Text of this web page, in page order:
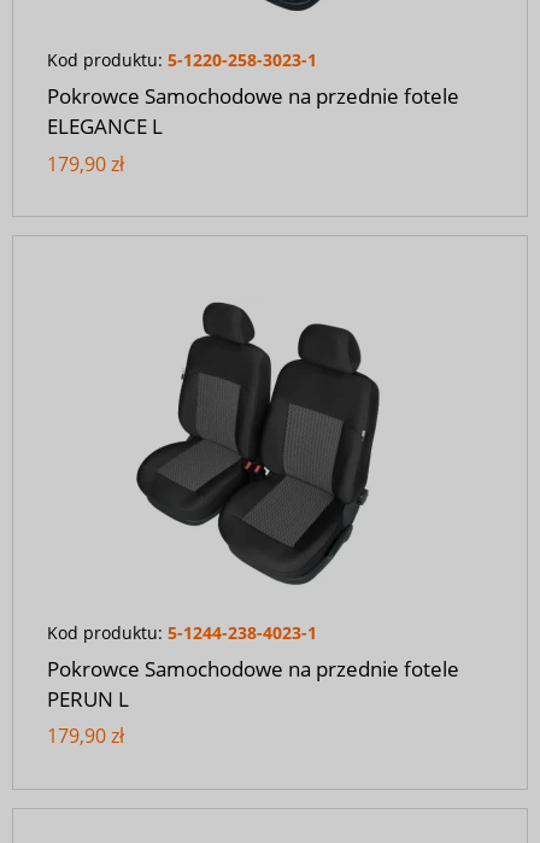
Kod produktu: 5-1220-258-3023-1
Pokrowce Samochodowe na przednie fotele
ELEGANCE L
179,90 zł
Kod produktu: 5-1244-238-4023-1
Pokrowce Samochodowe na przednie fotele
PERUN L
179,90 zł